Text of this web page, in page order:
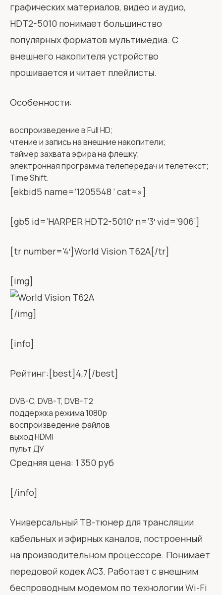
графических материалов, видео и аудио,
HDT2-5010 понимает большинство
популярных форматов мультимедиа. С
внешнего накопителя устройство
прошивается и читает плейлисты.
Особенности:
воспроизведение в Full HD;
чтение и запись на внешние накопители;
таймер захвата эфира на флешку;
электронная программа телепередач и телетекст;
Time Shift.
[ekbid5 name=’1205548 ‘ cat=»]
[gb5 id=’HARPER HDT2-5010′ n=’3′ vid=’906’]
[tr number=’4′]World Vision T62A[/tr]
[img]
[/img]
[info]
Рейтинг:[best]4,7[/best]
DVB-C, DVB-T, DVB-T2
поддержка режима 1080p
воспроизведение файлов
выход HDMI
пульт ДУ
Средняя цена: 1 350 руб
[/info]
Универсальный ТВ-тюнер для трансляции
кабельных и эфирных каналов, построенный
на производительном процессоре. Понимает
передовой кодек AC3. Работает с внешним
беспроводным модемом по технологии Wi-Fi